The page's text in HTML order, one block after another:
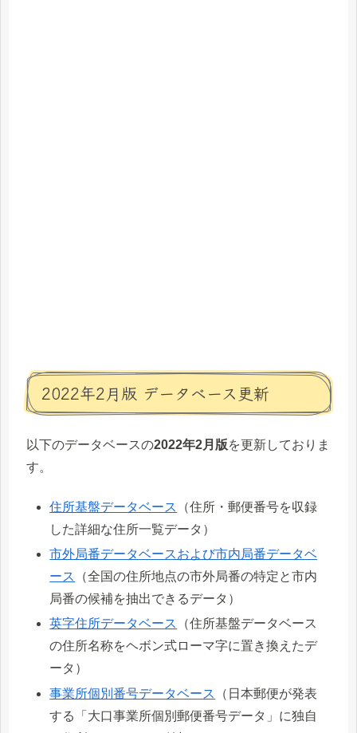
2022年2月版 データベース更新
以下のデータベースの2022年2月版を更新しておりま
す。
住所基盤データベース
（住所・郵便番号を収録
した詳細な住所一覧データ）
市外局番データベースおよび市内局番データベ
ース
（全国の住所地点の市外局番の特定と市内
局番の候補を抽出できるデータ）
英字住所データベース
（住所基盤データベース
の住所名称をヘボン式ローマ字に置き換えたデ
ータ）
事業所個別番号データベース
（日本郵便が発表
する「大口事業所個別郵便番号データ」に独自